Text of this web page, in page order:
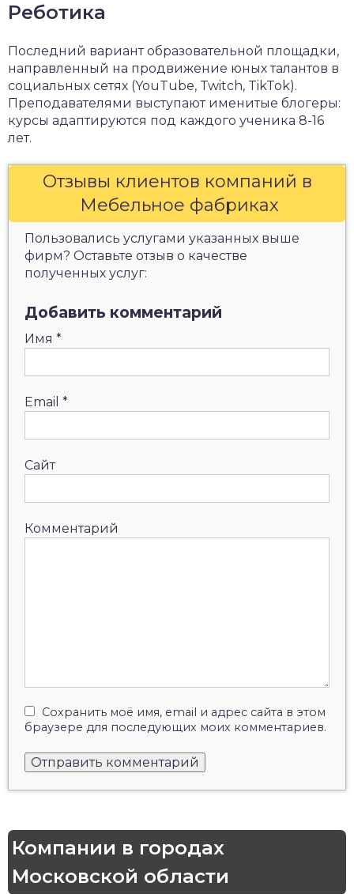
Реботика
Последний вариант образовательной площадки,
направленный на продвижение юных талантов в
социальных сетях (YouTube, Twitch, TikTok).
Преподавателями выступают именитые блогеры:
курсы адаптируются под каждого ученика 8-16
лет.
Отзывы клиентов компаний в
Мебельное фабриках
Пользовались услугами указанных выше
фирм? Оставьте отзыв о качестве
полученных услуг:
Добавить комментарий
Имя *
Email *
Сайт
Комментарий
Сохранить моё имя, email и адрес сайта в этом
браузере для последующих моих комментариев.
Компании в городах
Московской области